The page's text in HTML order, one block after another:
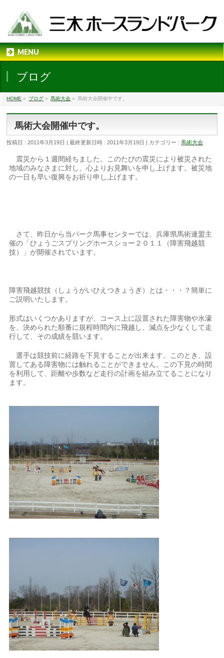
MENU
ブログ
HOME » ブログ » 馬術大会 » 馬術大会開催中です。
馬術大会開催中です。
投稿日 : 2011年3月19日 最終更新日時 : 2011年3月19日 カテゴリー :馬術大会
震災から１週間経ちました。このたびの震災により被災された
地域のみなさまに対し、心よりお見舞いを申し上げます。被災地
の一日も早い復興をお祈り申し上げます。
さて、昨日から当パーク馬事センターでは、兵庫県馬術連盟主
催の「ひょうごスプリングホースショー２０１１（障害飛越競
技）」が開催されています。
障害飛越競技（しょうがいひえつきょうぎ）とは・・・？簡単に
ご説明いたします。
形式はいくつかありますが、コース上に設置された障害物や水濠
を、決められた順番に規程時間内に飛越し、減点を少なくして走
行して、その成績を競います。
選手は競技前に経路を下見することが出来ます。このとき、設
置してある障害物には触れることができません。この下見の時間
を利用して、距離や歩数など走行の計画を組み立てることになり
ます。